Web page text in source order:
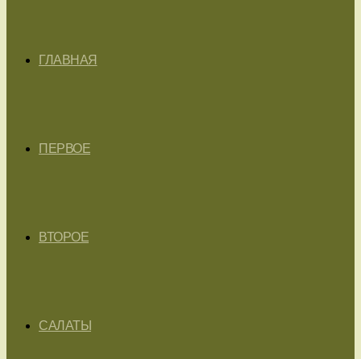
ГЛАВНАЯ
ПЕРВОЕ
ВТОРОЕ
САЛАТЫ